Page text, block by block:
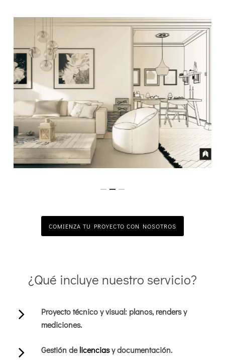
COMIENZA TU PROYECTO CON NOSOTROS
¿Qué incluye nuestro servicio?
Proyecto técnico y visual: planos, renders y
mediciones.
Gestión delicenciasy documentación.